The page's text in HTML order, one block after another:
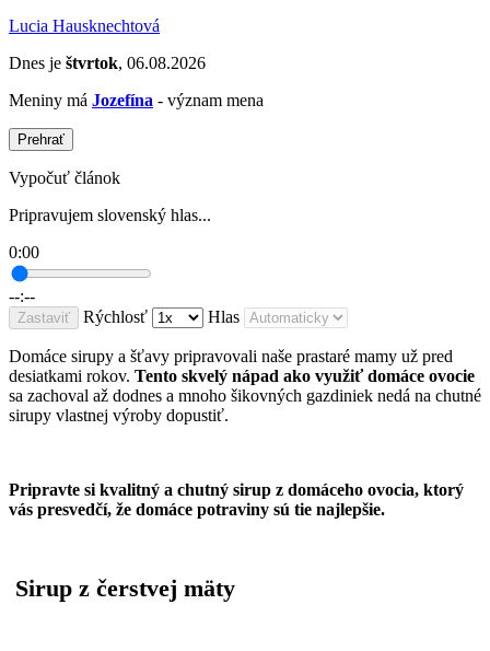
Lucia Hausknechtová
Dnes je štvrtok, 06.08.2026
Meniny má Jozefína - význam mena
Prehrať
Vypočuť článok
Pripravujem slovenský hlas...
0:00
--:--
Zastaviť Rýchlosť Hlas
Domáce sirupy a šťavy pripravovali naše prastaré mamy už pred
desiatkami rokov. Tento skvelý nápad ako využiť domáce ovocie
sa zachoval až dodnes a mnoho šikovných gazdiniek nedá na chutné
sirupy vlastnej výroby dopustiť.
Pripravte si kvalitný a chutný sirup z domáceho ovocia, ktorý
vás presvedčí, že domáce potraviny sú tie najlepšie.
Sirup z čerstvej mäty